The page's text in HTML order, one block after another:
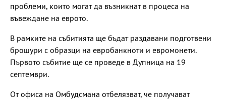
проблеми, които могат да възникнат в процеса на
въвеждане на еврото.
В рамките на събитията ще бъдат раздавани подготвени
брошури с образци на евробанкноти и евромонети.
Първото събитие ще се проведе в Дупница на 19
септември.
От офиса на Омбудсмана отбелязват, че получават